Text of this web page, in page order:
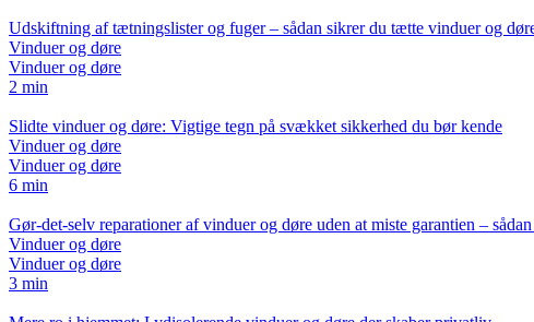
Udskiftning af tætningslister og fuger – sådan sikrer du tætte vinduer og
Vinduer og døre
Vinduer og døre
2 min
Slidte vinduer og døre: Vigtige tegn på svækket sikkerhed du bør kende
Vinduer og døre
Vinduer og døre
6 min
Gør-det-selv reparationer af vinduer og døre uden at miste garantien –
Vinduer og døre
Vinduer og døre
3 min